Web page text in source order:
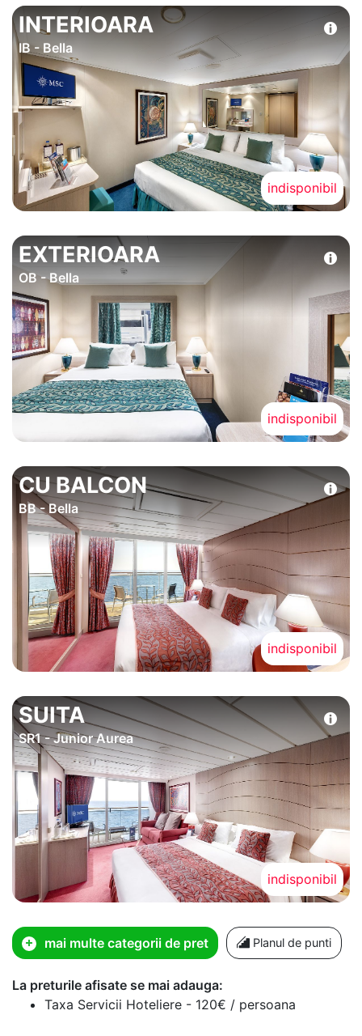
INTERIOARA
IB - Bella
indisponibil
EXTERIOARA
OB - Bella
indisponibil
CU BALCON
BB - Bella
indisponibil
SUITA
SR1 - Junior Aurea
indisponibil
mai multe categorii de pret Planul de punti
La preturile afisate se mai adauga:
Taxa Servicii Hoteliere - 120€ / persoana